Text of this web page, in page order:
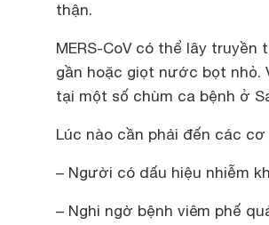
thận.
MERS-CoV có thể lây
gần hoặc giọt nước bọt nhỏ.
tại một số chùm ca bệnh ở
Lúc nào cần phải đến các
– Người có dấu hiệu nhiễm
– Nghi ngờ bệnh viêm phế